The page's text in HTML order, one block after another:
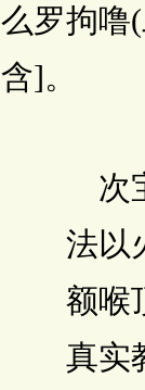
么罗拘噜
含]。
次宝
法以
额喉
真实